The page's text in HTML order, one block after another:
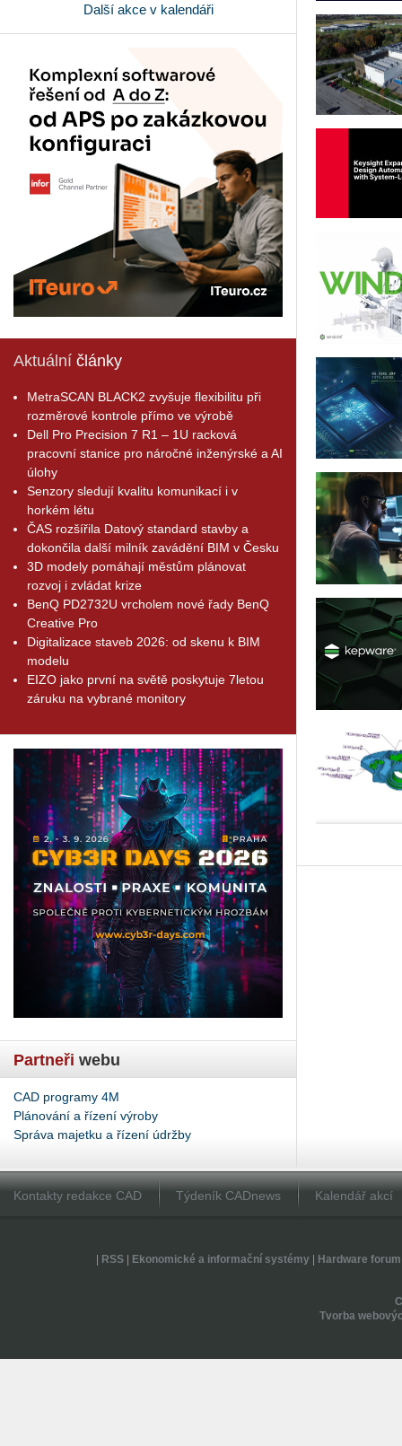
Další akce v kalendáři
Aktuální články
MetraSCAN BLACK2 zvyšuje flexibilitu při
rozměrové kontrole přímo ve výrobě
Dell Pro Precision 7 R1 – 1U racková
pracovní stanice pro náročné inženýrské a AI
úlohy
Senzory sledují kvalitu komunikací i v
horkém létu
ČAS rozšířila Datový standard stavby a
dokončila další milník zavádění BIM v Česku
3D modely pomáhají městům plánovat
rozvoj i zvládat krize
BenQ PD2732U vrcholem nové řady BenQ
Creative Pro
Digitalizace staveb 2026: od skenu k BIM
modelu
EIZO jako první na světě poskytuje 7letou
záruku na vybrané monitory
Partneři webu
CAD programy 4M
Plánování a řízení výroby
Správa majetku a řízení údržby
Kontakty redakce CAD Týdeník CADnews Kalendář akcí
RSS| Ekonomické a informační systémy| Hardware forum
Tvorba